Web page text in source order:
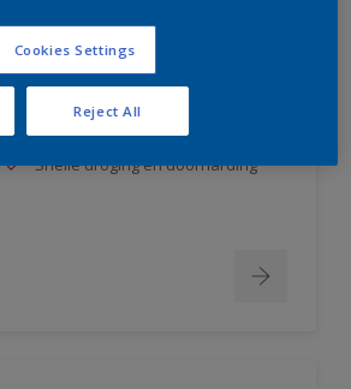
Satin
Extreem kras- en slijtvast
Huidvetresistente zijdeglanslak
Snelle droging en doorharding
Cookies Settings
Reject All